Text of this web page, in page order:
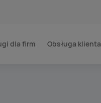
dla firm Obsługa klienta